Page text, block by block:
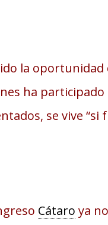
la oportunidad
ha
se vive “si
Cátaro ya